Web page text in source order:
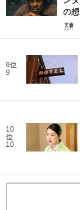
の
9位
9
10
位
10